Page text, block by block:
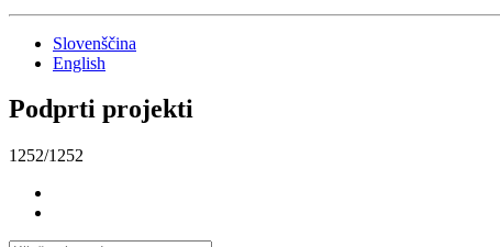
Slovenščina
English
Podprti projekti
1252/1252